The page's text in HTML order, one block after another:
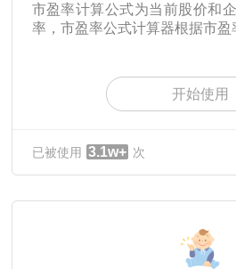
市盈率计算公式为当前股价和
率，市盈率公式计算器根据市盈
开始使用
已被使用 3.1w+ 次